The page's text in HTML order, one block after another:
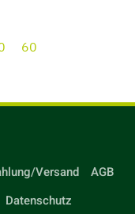
60
Versand
AGB
Datenschutz